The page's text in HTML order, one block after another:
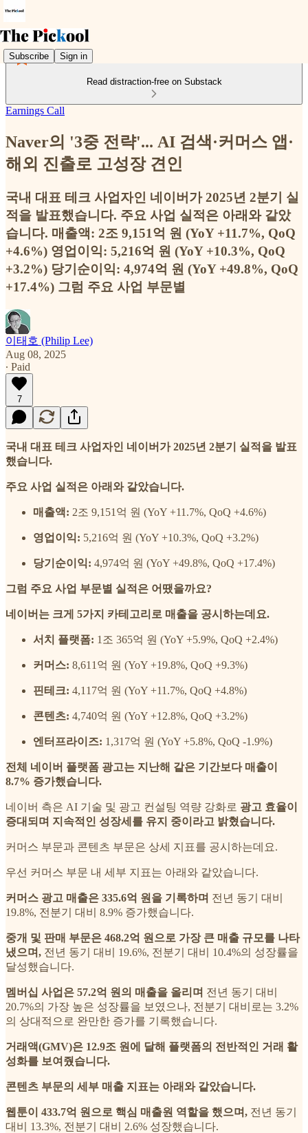
Subscribe Sign in
Read distraction-free on Substack
Earnings Call
Naver의 '3중 전략'... AI 검색·커머스 앱·
해외 진출로 고성장 견인
국내 대표 테크 사업자인 네이버가 2025년 2분기 실
적을 발표했습니다. 주요 사업 실적은 아래와 같았
습니다. 매출액: 2조 9,151억 원 (YoY +11.7%, QoQ
+4.6%) 영업이익: 5,216억 원 (YoY +10.3%, QoQ
+3.2%) 당기순이익: 4,974억 원 (YoY +49.8%, QoQ
+17.4%) 그럼 주요 사업 부문별
이태호 (Philip Lee)
Aug 08, 2025
∙ Paid
7
국내 대표 테크 사업자인 네이버가 2025년 2분기 실적을 발표
했습니다.
주요 사업 실적은 아래와 같았습니다.
매출액: 2조 9,151억 원 (YoY +11.7%, QoQ +4.6%)
영업이익: 5,216억 원 (YoY +10.3%, QoQ +3.2%)
당기순이익: 4,974억 원 (YoY +49.8%, QoQ +17.4%)
그럼 주요 사업 부문별 실적은 어땠을까요?
네이버는 크게 5가지 카테고리로 매출을 공시하는데요.
서치 플랫폼: 1조 365억 원 (YoY +5.9%, QoQ +2.4%)
커머스: 8,611억 원 (YoY +19.8%, QoQ +9.3%)
핀테크: 4,117억 원 (YoY +11.7%, QoQ +4.8%)
콘텐츠: 4,740억 원 (YoY +12.8%, QoQ +3.2%)
엔터프라이즈: 1,317억 원 (YoY +5.8%, QoQ -1.9%)
전체 네이버 플랫폼 광고는 지난해 같은 기간보다 매출이
8.7% 증가했습니다.
네이버 측은 AI 기술 및 광고 컨설팅 역량 강화로 광고 효율이
증대되며 지속적인 성장세를 유지 중이라고 밝혔습니다.
커머스 부문과 콘텐츠 부문은 상세 지표를 공시하는데요.
우선 커머스 부문 내 세부 지표는 아래와 같았습니다.
커머스 광고 매출은 335.6억 원을 기록하며 전년 동기 대비
19.8%, 전분기 대비 8.9% 증가했습니다.
중개 및 판매 부문은 468.2억 원으로 가장 큰 매출 규모를 나타
냈으며, 전년 동기 대비 19.6%, 전분기 대비 10.4%의 성장률을
달성했습니다.
멤버십 사업은 57.2억 원의 매출을 올리며 전년 동기 대비
20.7%의 가장 높은 성장률을 보였으나, 전분기 대비로는 3.2%
의 상대적으로 완만한 증가를 기록했습니다.
거래액(GMV)은 12.9조 원에 달해 플랫폼의 전반적인 거래 활
성화를 보여줬습니다.
콘텐츠 부문의 세부 매출 지표는 아래와 같았습니다.
웹툰이 433.7억 원으로 핵심 매출원 역할을 했으며, 전년 동기
대비 13.3%, 전분기 대비 2.6% 성장했습니다.